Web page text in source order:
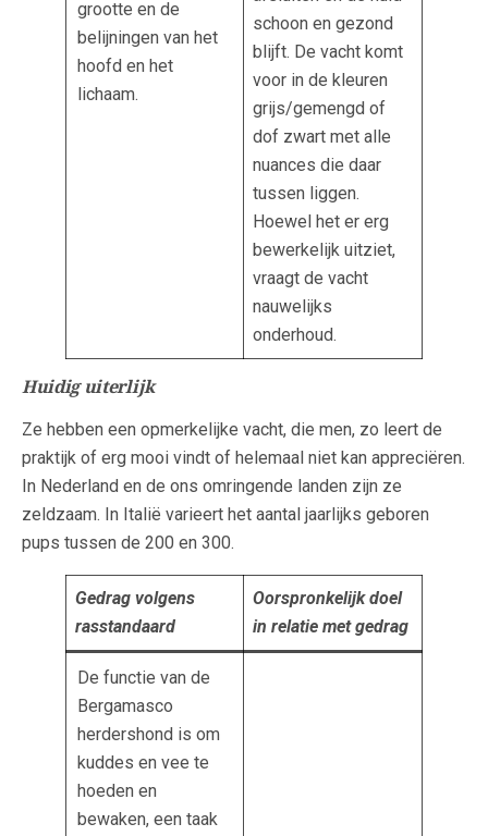
grootte en de
belijningen van het
hoofd en het
lichaam.
schoon en gezond
blijft. De vacht komt
voor in de kleuren
grijs/gemengd of
dof zwart met alle
nuances die daar
tussen liggen.
Hoewel het er erg
bewerkelijk uitziet,
vraagt de vacht
nauwelijks
onderhoud.
Huidig uiterlijk
Ze hebben een opmerkelijke vacht, die men, zo leert de
praktijk of erg mooi vindt of helemaal niet kan appreciëren.
In Nederland en de ons omringende landen zijn ze
zeldzaam. In Italië varieert het aantal jaarlijks geboren
pups tussen de 200 en 300.
Gedrag volgens
rasstandaard
Oorspronkelijk doel
in relatie met gedrag
De functie van de
Bergamasco
herdershond is om
kuddes en vee te
hoeden en
bewaken, een taak